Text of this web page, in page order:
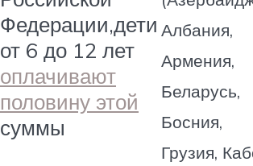
Федерации,дети
от 6 до 12 лет
оплачивают
половину этой
суммы
Албания,
Армения,
Беларусь,
Босния,
Грузия,